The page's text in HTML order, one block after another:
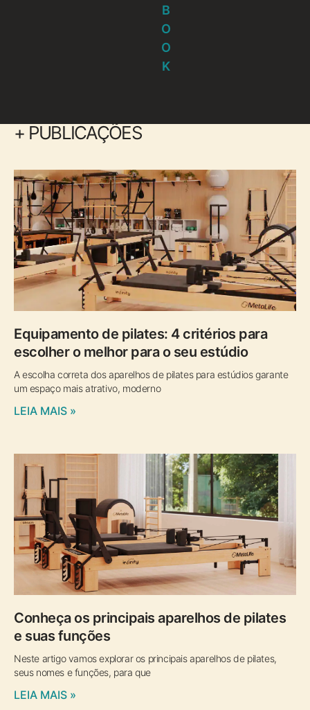
B
O
O
K
+ PUBLICAÇÕES
Equipamento de pilates: 4 critérios para
escolher o melhor para o seu estúdio
A escolha correta dos aparelhos de pilates para estúdios garante
um espaço mais atrativo, moderno
LEIA MAIS »
Conheça os principais aparelhos de pilates
e suas funções
Neste artigo vamos explorar os principais aparelhos de pilates,
seus nomes e funções, para que
LEIA MAIS »